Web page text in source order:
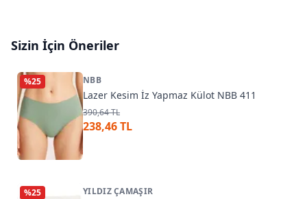
Sizin İçin Öneriler
%25 NBB
Lazer Kesim İz Yapmaz Külot NBB 411
390,64 TL
238,46 TL
%25 YILDIZ ÇAMAŞIR